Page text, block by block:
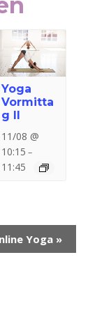
Yoga
Vormitta
g II
11/08 @
10:15 –
11:45
Yoga »